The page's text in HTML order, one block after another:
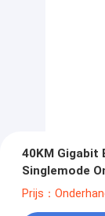
40KM Gigabit
Singlemode
FCC
Prijs：